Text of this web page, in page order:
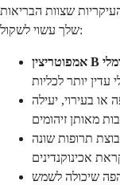
שצוות הבריאות
שלך עשוי לשקול:
עדין יותר לכליות
או בעירוי, יעילה
מאותן זיהומים
תרופות שונה
אכינוקנדינים
שיכולה לשמש